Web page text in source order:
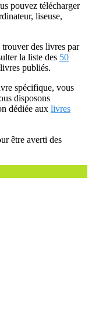
pouvez télécharger
liseuse,
trouver des livres par
la liste des 50
publiés.
spécifique, vous
disposons
dédiée aux livres
être averti des